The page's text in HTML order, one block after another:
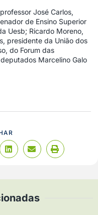
José Carlos,
de Ensino Superior
Uesb; Ricardo Moreno,
presidente da União dos
do Forum das
Marcelino Galo